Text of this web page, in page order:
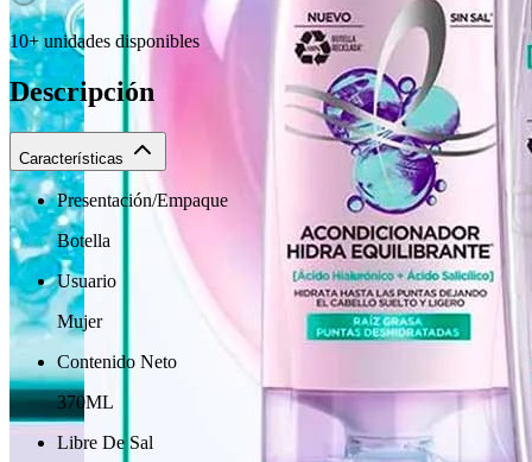
10+ unidades disponibles
Descripción
Características
Presentación/Empaque
Botella
Usuario
Mujer
Contenido Neto
370ML
Libre De Sal